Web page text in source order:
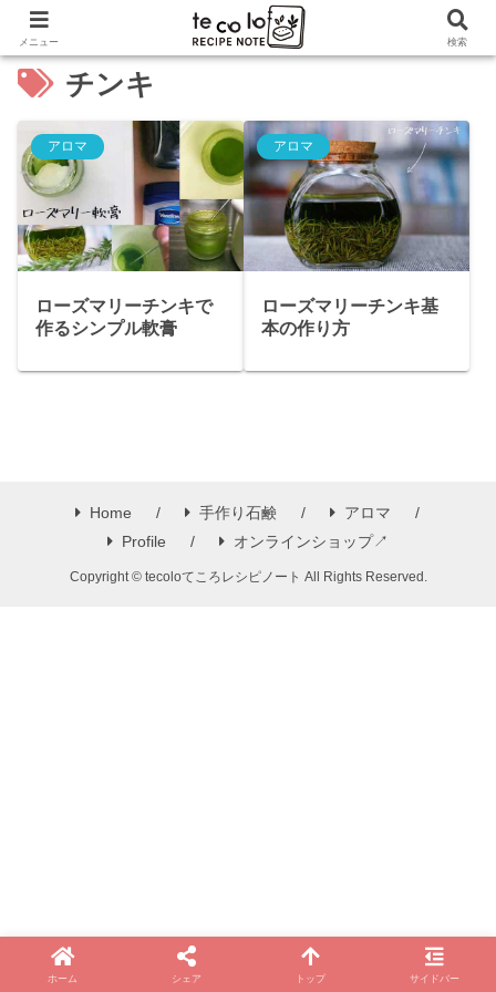
チンキ
アロマ
ローズマリーチンキで
作るシンプル軟膏
アロマ
ローズマリーチンキ基
本の作り方
Home 手作り石鹸
アロマ
Profile
オンラインショップ↗
Copyright © tecoloてころレシピノート All Rights Reserved.
メニュー 検索
ホーム シェア トップ サイドバー